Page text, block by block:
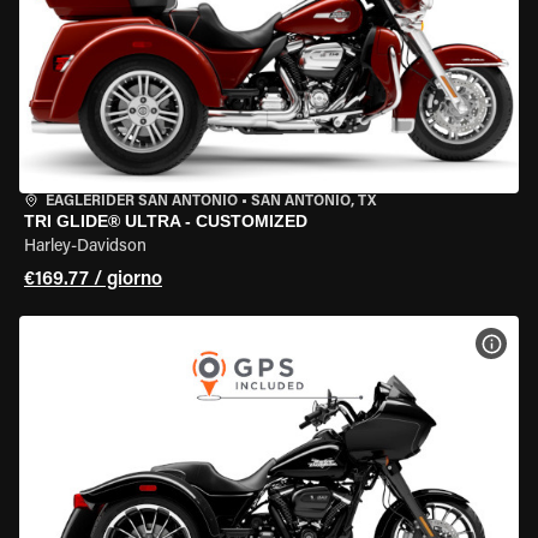
EAGLERIDER SAN ANTONIO • SAN ANTONIO, TX
TRI GLIDE® ULTRA - CUSTOMIZED
Harley-Davidson
€169.77 / giorno